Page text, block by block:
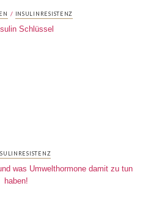
/ INSULINRESISTENZ
Schlüssel
was Umwelthormone damit zu tun
haben!